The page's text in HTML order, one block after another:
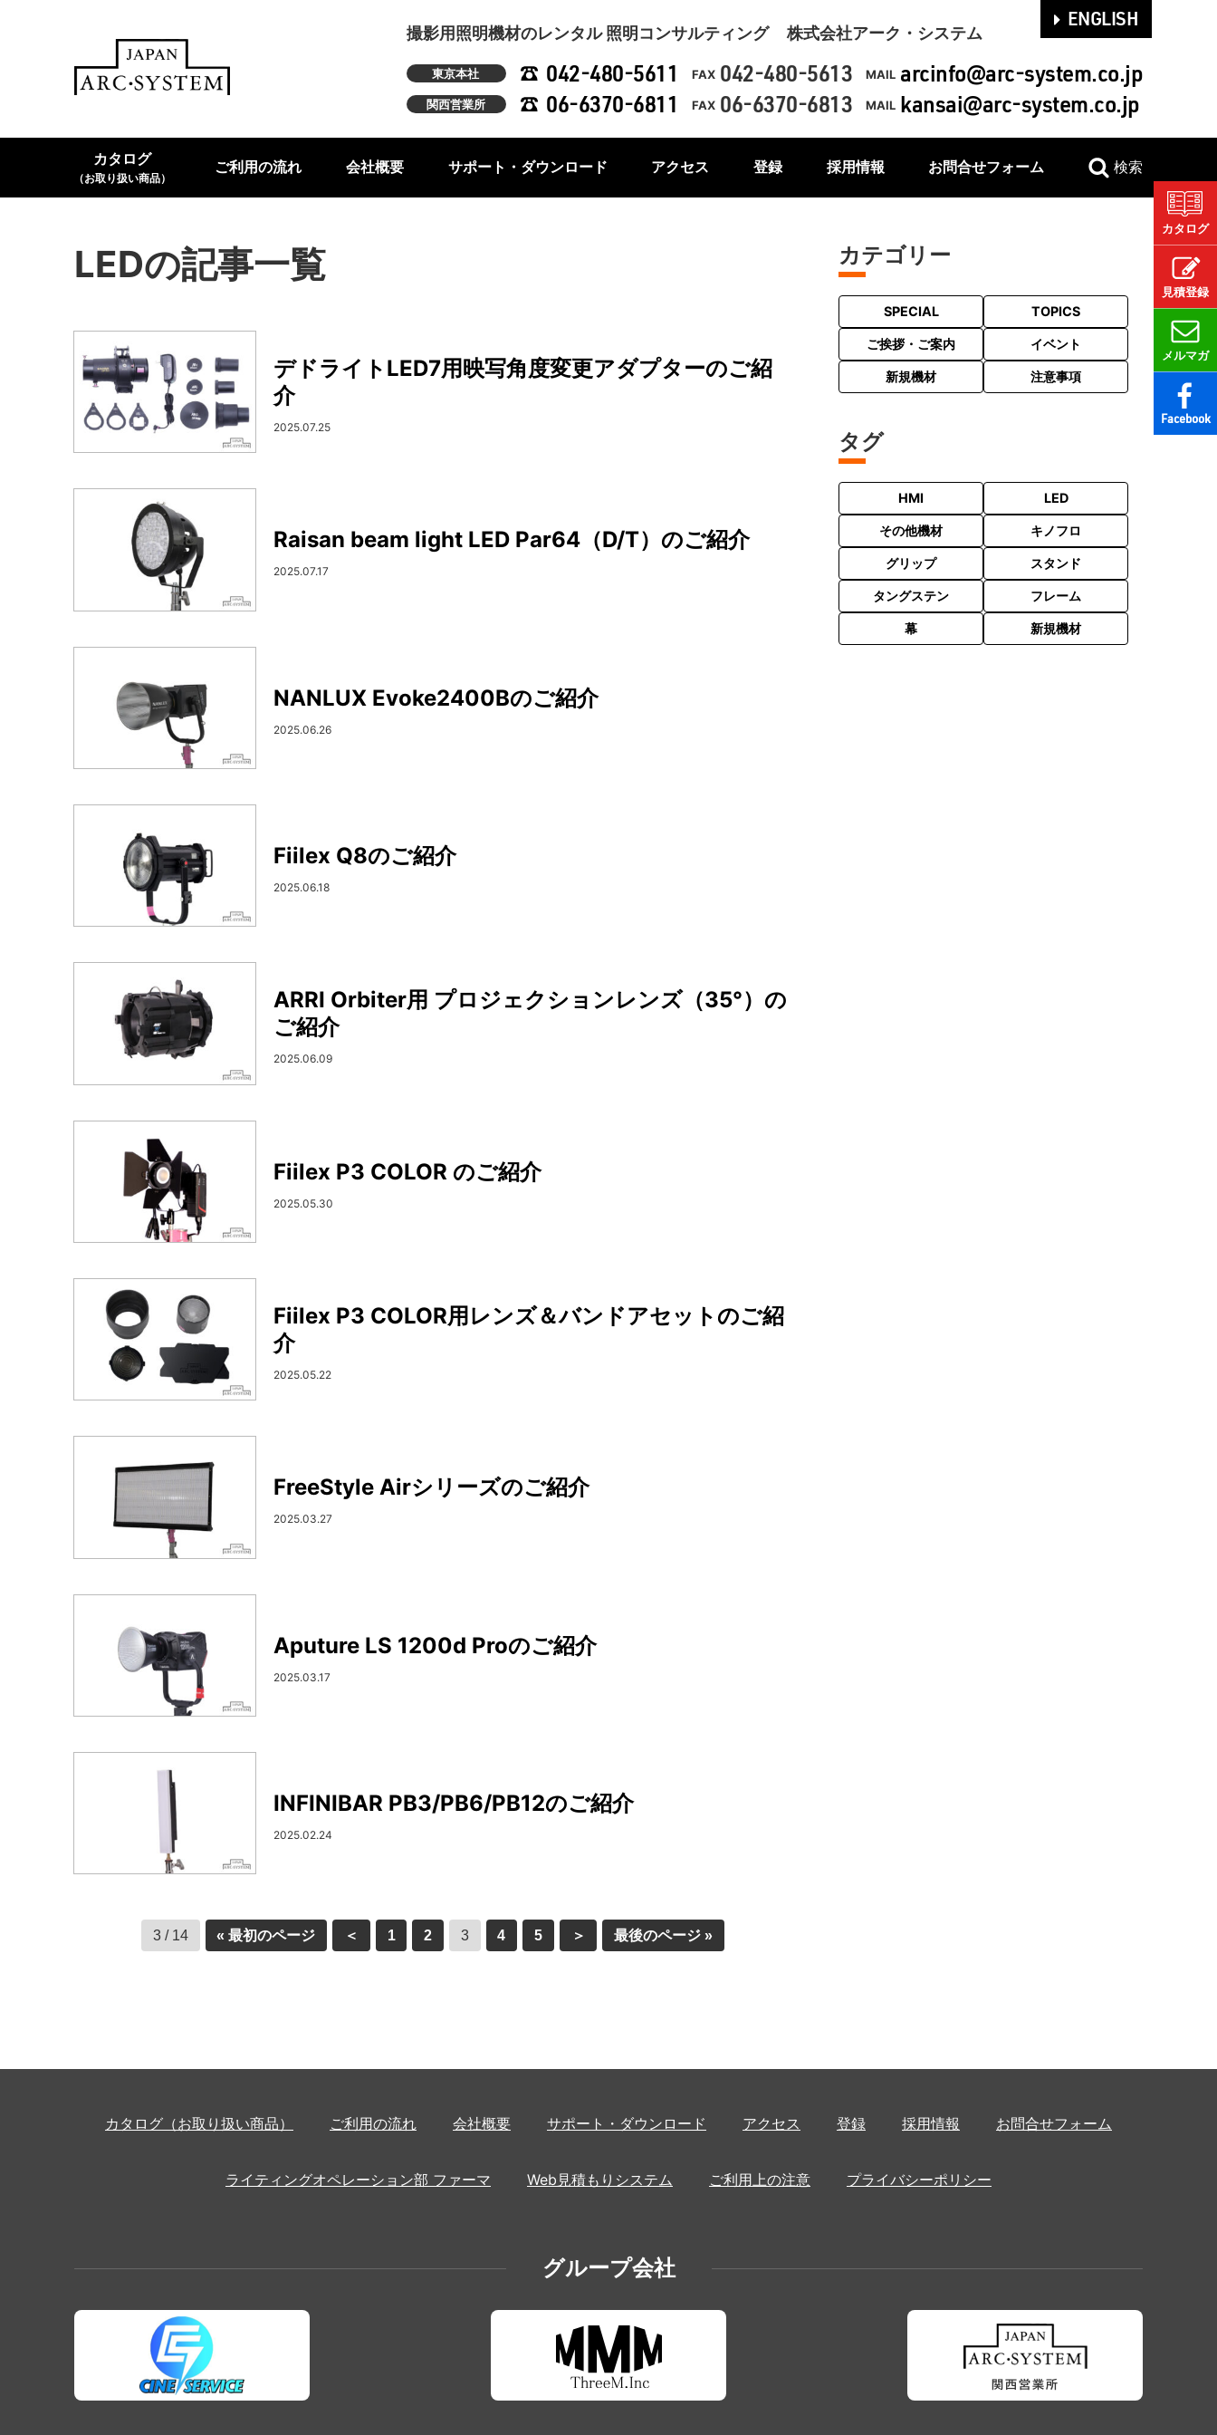
撮影用照明機材のレンタル 照明コンサルティング 株式会社アーク・システム
東京本社 042-480-5611 FAX 042-480-5613 MAIL arcinfo@arc-system.co.jp
関西営業所 06-6370-6811 FAX 06-6370-6813 MAIL kansai@arc-system.co.jp
ENGLISH
カタログ
（お取り扱い商品）
ご利用の流れ 会社概要 サポート・ダウンロード アクセス 登録 採用情報 お問合せフォーム 検索
カタログ
見積登録
メルマガ
Facebook
LEDの記事一覧
デドライトLED7用映写角度変更アダプターのご紹
介
2025.07.25
Raisan beam light LED Par64（D/T）のご紹介
2025.07.17
NANLUX Evoke2400Bのご紹介
2025.06.26
Fiilex Q8のご紹介
2025.06.18
ARRI Orbiter用 プロジェクションレンズ（35°）の
ご紹介
2025.06.09
Fiilex P3 COLOR のご紹介
2025.05.30
Fiilex P3 COLOR用レンズ＆バンドアセットのご紹
介
2025.05.22
FreeStyle Airシリーズのご紹介
2025.03.27
Aputure LS 1200d Proのご紹介
2025.03.17
INFINIBAR PB3/PB6/PB12のご紹介
2025.02.24
3 / 14 « 最初のページ ＜ 1 2 3 4 5 ＞ 最後のページ »
カテゴリー
SPECIAL TOPICS
ご挨拶・ご案内 イベント
新規機材 注意事項
タグ
HMI LED
その他機材 キノフロ
グリップ スタンド
タングステン フレーム
幕 新規機材
カタログ（お取り扱い商品） ご利用の流れ 会社概要 サポート・ダウンロード アクセス 登録 採用情報 お問合せフォーム
ライティングオペレーション部 ファーマ Web見積もりシステム ご利用上の注意 プライバシーポリシー
グループ会社